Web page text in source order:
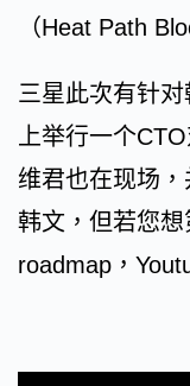
（Heat Path
三星此次有针
上举行一个
维君也在现场
韩文，但若您
roadmap，